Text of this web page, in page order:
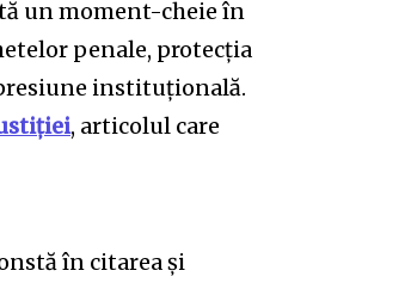
un moment-cheie în
penale, protecția
instituțională.
, articolul care
în citarea și